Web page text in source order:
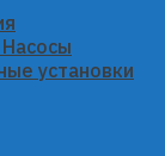
установки